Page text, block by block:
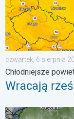
czwartek, 6 sierpnia
Chłodniejsze
Wracają
Silny upał i